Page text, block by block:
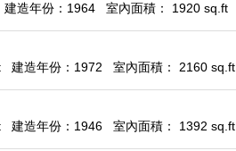
建造年份：1964 室內面積： 1920 sq.ft
建造年份：1972 室內面積： 2160 sq.ft
建造年份：1946 室內面積： 1392 sq.ft